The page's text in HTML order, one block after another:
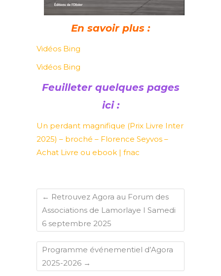
En savoir plus :
Vidéos Bing
Vidéos Bing
Feuilleter quelques pages
ici :
Un perdant magnifique (Prix Livre Inter
2025) – broché – Florence Seyvos –
Achat Livre ou ebook | fnac
← Retrouvez Agora au Forum des
Associations de Lamorlaye I Samedi
6 septembre 2025
Programme événementiel d’Agora
2025-2026 →